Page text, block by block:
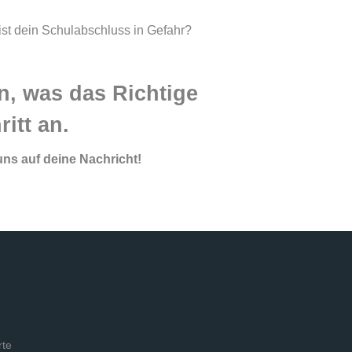
dein Schulabschluss in Gefahr?
was das Richtige
an.
auf deine Nachricht!